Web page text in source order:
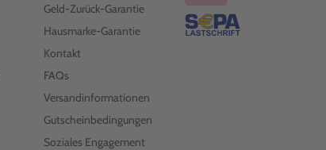
Geld-Zurück-Garantie
Hausmarke-Garantie
Kontakt
FAQs
Versandinformationen
Gutscheinbedingungen
Soziales Engagement